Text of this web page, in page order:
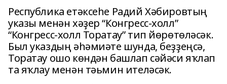
Республика етәксеһе Радий Хәбировтың
указы менән хәҙер “Конгресс-холл”
“Конгресс-холл Торатау” тип йөрөтөләсәк.
Был указдың әһәмиәте шунда, беҙҙеңсә,
Торатау ошо көндән башлап сәйәси яҡлап
та яҡлау менән тәьмин ителәсәк.